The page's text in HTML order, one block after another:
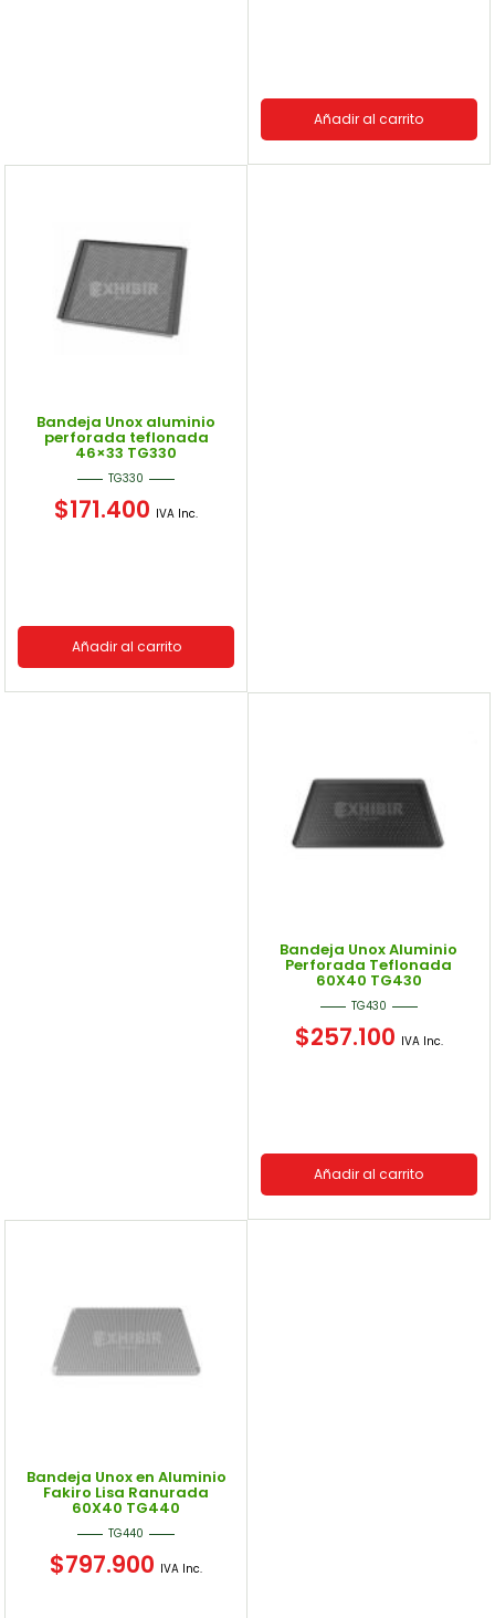
Añadir al carrito
Bandeja Unox aluminio
perforada teflonada
46×33 TG330
TG330
$171.400 IVA Inc.
Añadir al carrito
Bandeja Unox Aluminio
Perforada Teflonada
60X40 TG430
TG430
$257.100 IVA Inc.
Añadir al carrito
Bandeja Unox en Aluminio
Fakiro Lisa Ranurada
60X40 TG440
TG440
$797.900 IVA Inc.